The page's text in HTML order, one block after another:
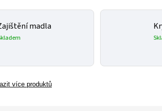
madla
více produktů